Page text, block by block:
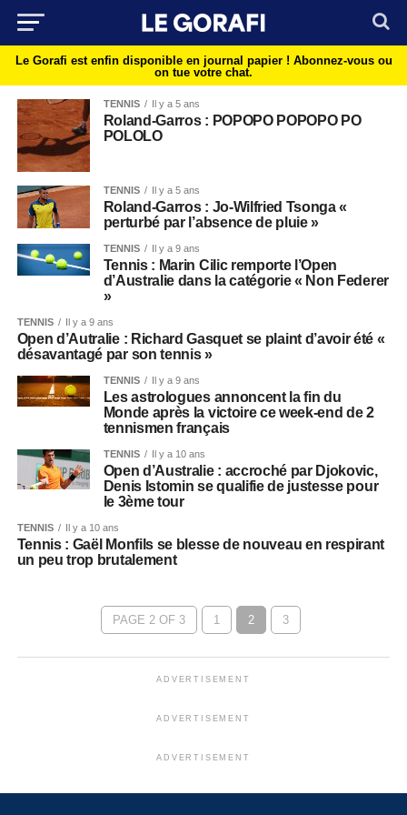
Le Gorafi est enfin disponible en journal papier ! Abonnez-vous ou
on tue votre chat.
TENNIS Il y a 5 ans
Roland-Garros : POPOPO POPOPO PO
POLOLO
TENNIS Il y a 5 ans
Roland-Garros : Jo-Wilfried Tsonga «
perturbé par l’absence de pluie »
TENNIS Il y a 9 ans
Tennis : Marin Cilic remporte l’Open
d’Australie dans la catégorie « Non Federer
»
TENNIS Il y a 9 ans
Open d’Autralie : Richard Gasquet se plaint d’avoir été «
désavantagé par son tennis »
TENNIS Il y a 9 ans
Les astrologues annoncent la fin du
Monde après la victoire ce week-end de 2
tennismen français
TENNIS Il y a 10 ans
Open d’Australie : accroché par Djokovic,
Denis Istomin se qualifie de justesse pour
le 3ème tour
TENNIS Il y a 10 ans
Tennis : Gaël Monfils se blesse de nouveau en respirant
un peu trop brutalement
PAGE 2 OF 3 1 2 3
ADVERTISEMENT
ADVERTISEMENT
ADVERTISEMENT